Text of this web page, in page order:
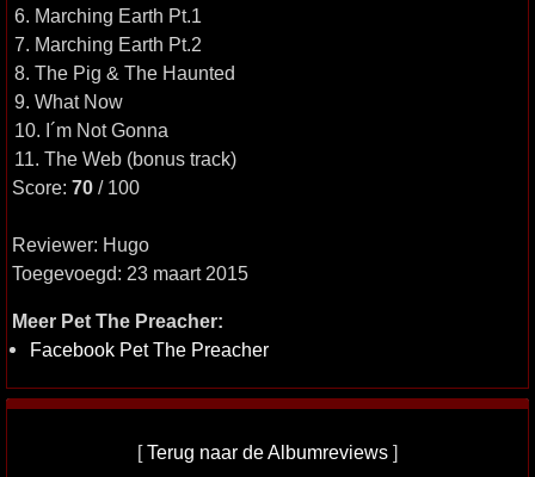
6. Marching Earth Pt.1
7. Marching Earth Pt.2
8. The Pig & The Haunted
9. What Now
10. I´m Not Gonna
11. The Web (bonus track)
Score: 70 / 100
Reviewer: Hugo
Toegevoegd: 23 maart 2015
Meer Pet The Preacher:
Facebook Pet The Preacher
[Terug naar de Albumreviews ]